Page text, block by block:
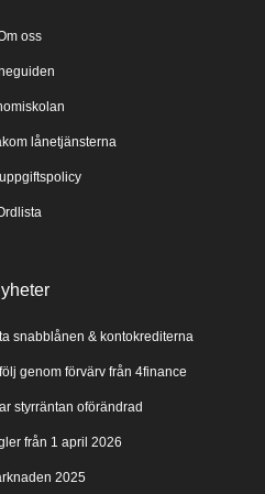
oss
lånetjänsterna
snabblånen & kontokrediterna
genom förvärv från 4finance
styrräntan oförändrad
från 1 april 2026
2025